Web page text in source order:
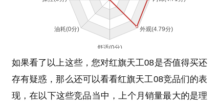
如果看了以上这些，您对红旗天工08是否值得买还
存有疑惑，那么还可以看看红旗天工08竞品们的表
现，在以下这些竞品当中，上个月销量最大的是理